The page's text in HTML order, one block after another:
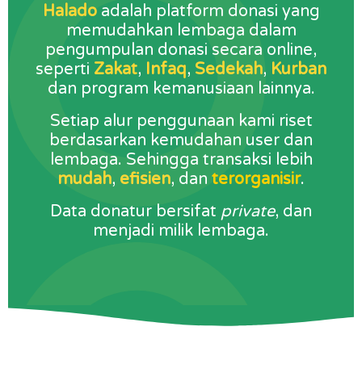
Halado adalah platform donasi yang
memudahkan lembaga dalam
pengumpulan donasi secara online,
seperti Zakat, Infaq, Sedekah, Kurban
dan program kemanusiaan lainnya.
Setiap alur penggunaan kami riset
berdasarkan kemudahan user dan
lembaga. Sehingga transaksi lebih
mudah, efisien, dan terorganisir.
Data donatur bersifat private, dan
menjadi milik lembaga.